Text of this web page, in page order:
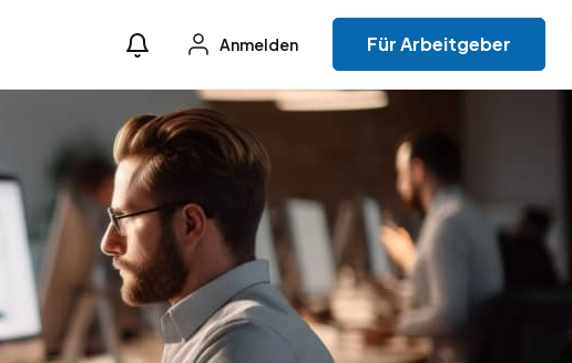
Anmelden Für Arbeitgeber